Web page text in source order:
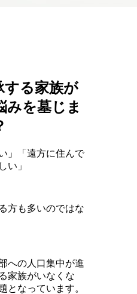
する家族が
みを墓じま
」「遠方に住んで
い」
方も多いのではな
への人口集中が進
家族がいなくな
となっています。